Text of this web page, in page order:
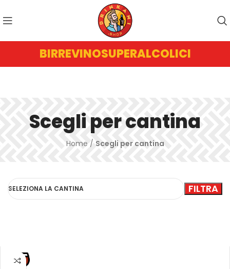
BIRREVINOSUPERALCOLICI
Scegli per cantina
Home / Scegli per cantina
SELEZIONA LA CANTINA FILTRA